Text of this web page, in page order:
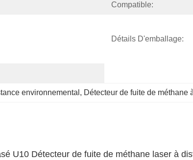
Compatible:
Détails D'emballage:
environnemental , Détecteur de fuite de méthane
U10 Détecteur de fuite de méthane laser à